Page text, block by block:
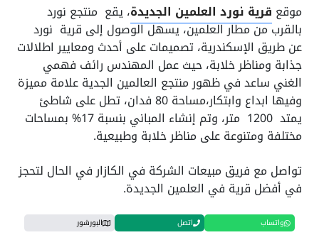
موقع قرية نورد العلمين الجديدة، يقع منتجع نورد
بالقرب من مطار العلمين، يسهل الوصول إلى قرية نورد
عن طريق الإسكندرية، تصميمات على أحدث ومعايير اطلالات
جذابة ومناظر خلابة، حيث عمل المهندس رائف فهمي
الغني ساعد في ظهور منتجع العالمين الجدية علامة مميزة
وفيها ابداع وابتكار،مساحة 80 فدان، تطل على شاطئ
يمتد 1200 متر، وتم إنشاء المباني بنسبة 17% بمساحات
مختلفة ومتنوعة على مناظر خلابة وطبيعية.
تواصل مع فريق مبيعات الشركة في الكازار في الحال لتحجز
في أفضل قرية في العلمين الجديدة.
واتساب اتصل البورشور